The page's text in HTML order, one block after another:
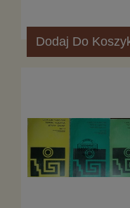
Dodaj Do